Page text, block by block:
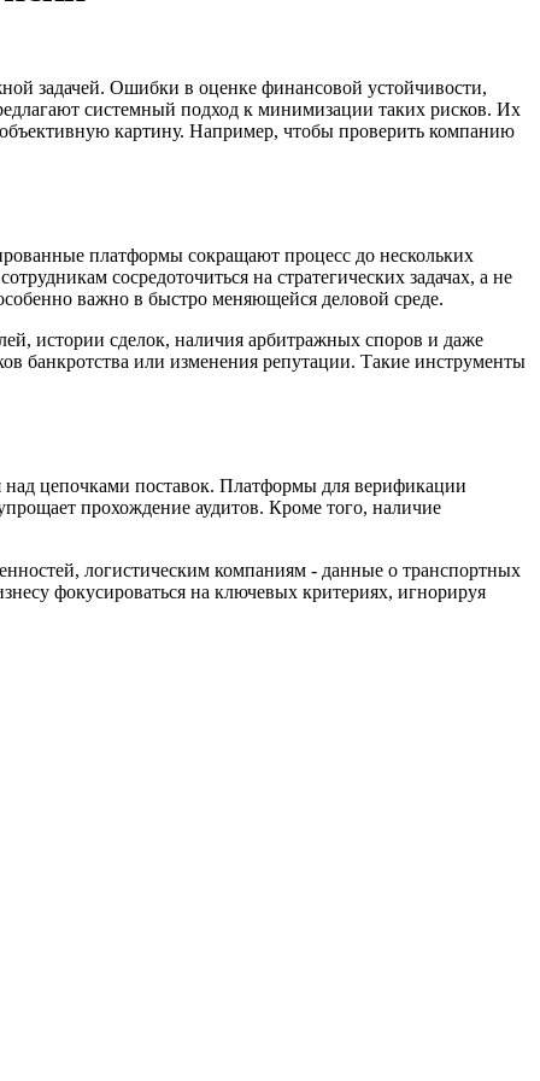
задачей. Ошибки в оценке финансовой устойчивости,
системный подход к минимизации таких рисков. Их
картину. Например, чтобы проверить компанию
платформы сокращают процесс до нескольких
сосредоточиться на стратегических задачах, а не
важно в быстро меняющейся деловой среде.
истории сделок, наличия арбитражных споров и даже
банкротства или изменения репутации. Такие инструменты
над цепочками поставок. Платформы для верификации
прохождение аудитов. Кроме того, наличие
логистическим компаниям - данные о транспортных
фокусироваться на ключевых критериях, игнорируя